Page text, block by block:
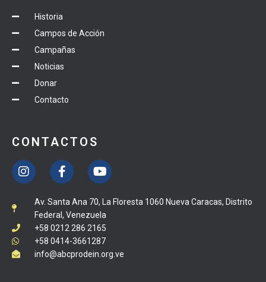
Historia
Campos de Acción
Campañas
Noticias
Donar
Contacto
CONTACTOS
Av. Santa Ana 70, La Floresta 1060 Nueva Caracas, Distrito
Federal, Venezuela
+58 0212 286 2165
+58 0414-3661287
info@abcprodein.org.ve